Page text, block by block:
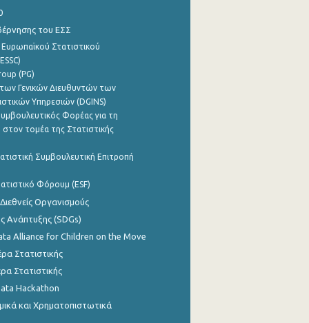
του ΕΣΣ
Στατιστικού
(PG)
Γενικών Διευθυντών των
Υπηρεσιών (DGINS)
Φορέας για τη
τομέα της Στατιστικής
Συμβουλευτική Επιτροπή
Φόρουμ (ESF)
Οργανισμούς
Ανάπτυξης (SDGs)
Alliance for Children on the Move
Στατιστικής
Στατιστικής
Hackathon
και Χρηματοπιστωτικά